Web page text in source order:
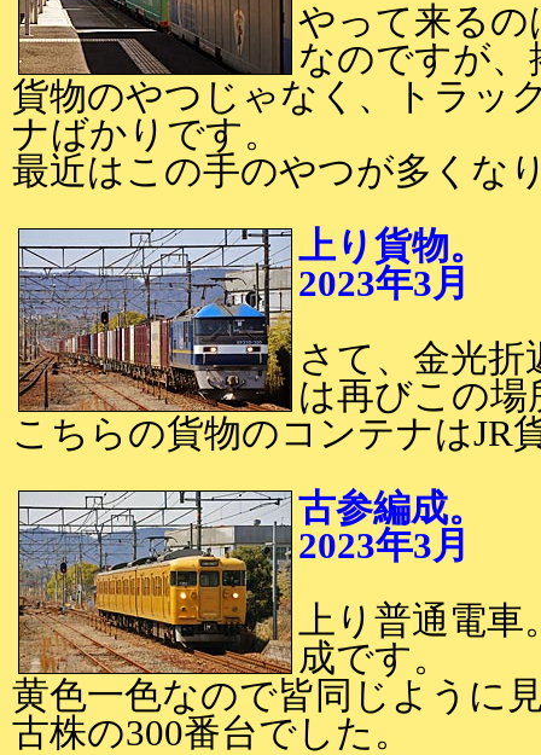
やって来る
なのですが、
貨物のやつじゃなく、トラッ
ナばかりです。
最近はこの手のやつが多くな
上り貨物。
2023年3月
さて、金光
は再びこの
こちらの貨物のコンテナはJR
古参編成。
2023年3月
上り普通電車
成です。
黄色一色なので皆同じように
古株の300番台でした。